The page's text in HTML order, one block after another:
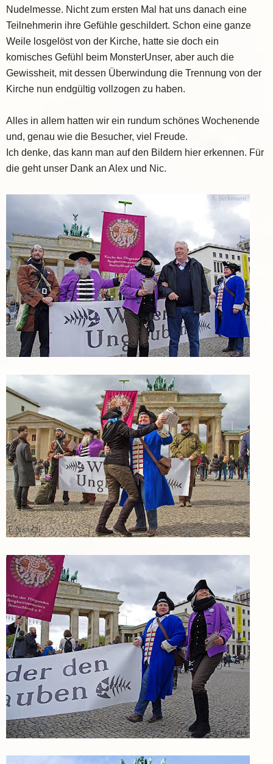
Nudelmesse. Nicht zum ersten Mal hat uns danach eine
Teilnehmerin ihre Gefühle geschildert. Schon eine ganze
Weile losgelöst von der Kirche, hatte sie doch ein
komisches Gefühl beim MonsterUnser, aber auch die
Gewissheit, mit dessen Überwindung die Trennung von der
Kirche nun endgültig vollzogen zu haben.
Alles in allem hatten wir ein rundum schönes Wochenende
und, genau wie die Besucher, viel Freude.
Ich denke, das kann man auf den Bildern hier erkennen. Für
die geht unser Dank an Alex und Nic.